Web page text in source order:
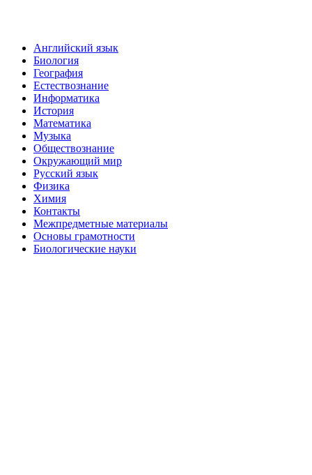
Английский язык
Биология
География
Естествознание
Информатика
История
Математика
Музыка
Обществознание
Окружающий мир
Русский язык
Физика
Химия
Контакты
Межпредметные материалы
Основы грамотности
Биологические науки